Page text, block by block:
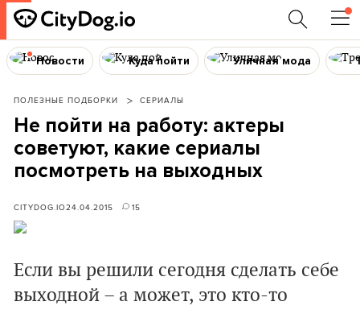
Новости Куда пойти Уличная мода
ПОЛЕЗНЫЕ ПОДБОРКИ СЕРИАЛЫ
Не пойти на работу: актеры
советуют, какие сериалы
посмотреть на выходных
CITYDOG.IO24.04.2015 15
Если вы решили сегодня сделать себе
выходной – а может, это кто-то